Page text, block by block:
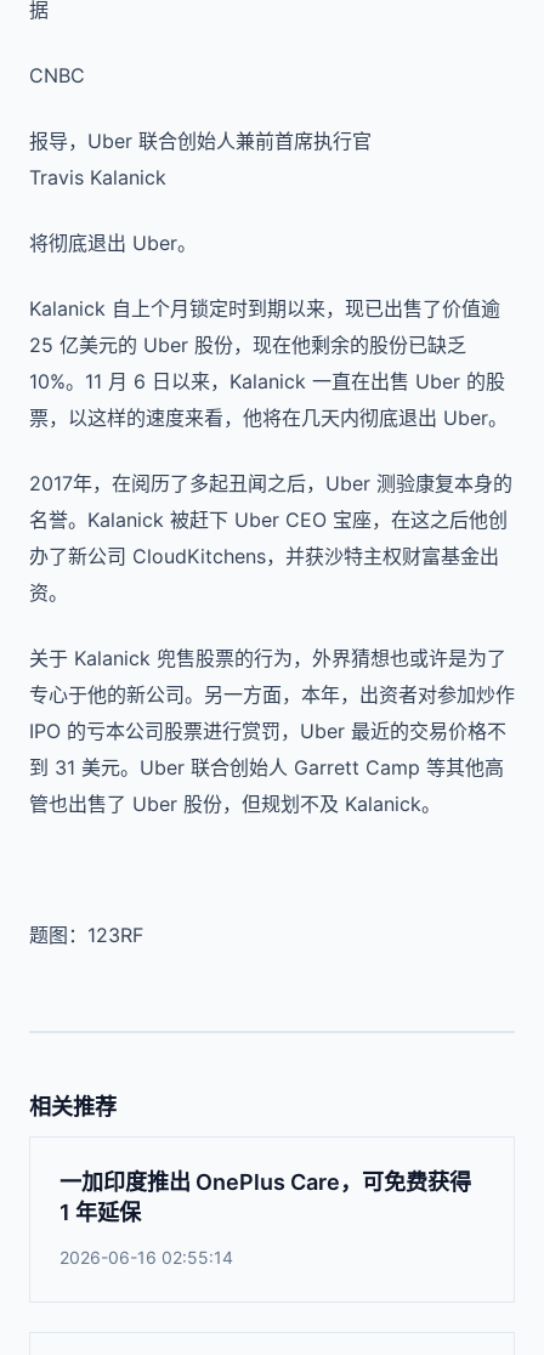
据
CNBC
报导，Uber 联合创始人兼前首席执行官
Travis Kalanick
将彻底退出 Uber。
Kalanick 自上个月锁定时到期以来，现已出售了价值逾
25 亿美元的 Uber 股份，现在他剩余的股份已缺乏
10%。11 月 6 日以来，Kalanick 一直在出售 Uber 的股
票，以这样的速度来看，他将在几天内彻底退出 Uber。
2017年，在阅历了多起丑闻之后，Uber 测验康复本身的
名誉。Kalanick 被赶下 Uber CEO 宝座，在这之后他创
办了新公司 CloudKitchens，并获沙特主权财富基金出
资。
关于 Kalanick 兜售股票的行为，外界猜想也或许是为了
专心于他的新公司。另一方面，本年，出资者对参加炒作
IPO 的亏本公司股票进行赏罚，Uber 最近的交易价格不
到 31 美元。Uber 联合创始人 Garrett Camp 等其他高
管也出售了 Uber 股份，但规划不及 Kalanick。
题图：123RF
相关推荐
一加印度推出 OnePlus Care，可免费获得
1 年延保
2026-06-16 02:55:14